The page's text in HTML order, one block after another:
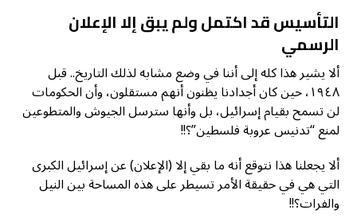
التأسيس قد اكتمل ولم يبق إلا الإعلان
الرسمي
ألا يشير هذا كله إلى أننا في وضع مشابه لذلك التاريخ.. قبل
١٩٤٨، حين كان أجدادنا يظنون أنهم مستقلون، وأن الحكومات
لن تسمح بقيام إسرائيل، بل وأنها سترسل الجيوش والمتطوعين
لمنع “تدنيس عروبة فلسطين”؟!!
ألا يجعلنا هذا نتوقع أنه ما بقي إلا (الإعلان) عن إسرائيل الكبرى
التي هي في حقيقة الأمر تسيطر على هذه المساحة بين النيل
والفرات؟!!